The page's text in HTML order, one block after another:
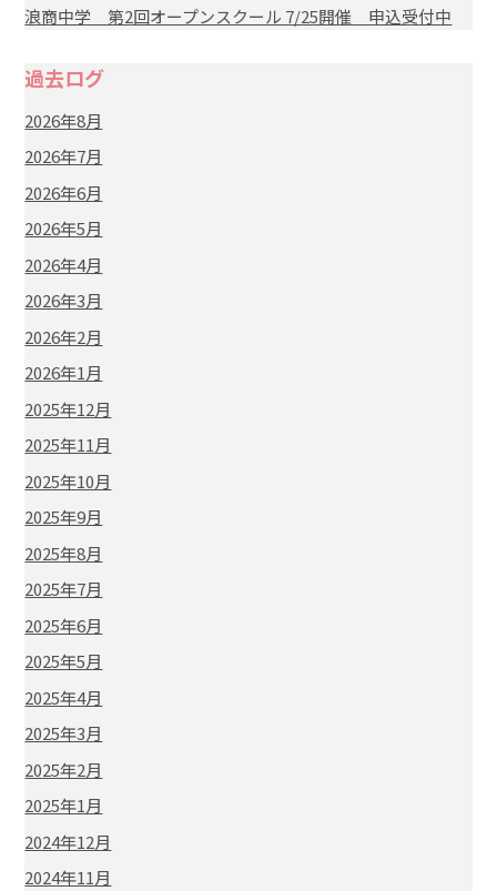
浪商中学 第2回オープンスクール 7/25開催 申込受付中
過去ログ
2026年8月
2026年7月
2026年6月
2026年5月
2026年4月
2026年3月
2026年2月
2026年1月
2025年12月
2025年11月
2025年10月
2025年9月
2025年8月
2025年7月
2025年6月
2025年5月
2025年4月
2025年3月
2025年2月
2025年1月
2024年12月
2024年11月